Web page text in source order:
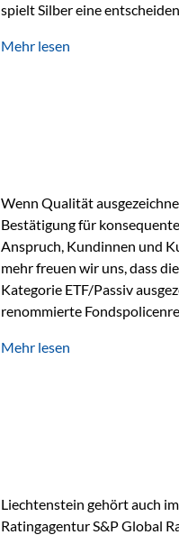
spielt Silber eine
Eigenschaft macht es für
Mehr lesen
Wenn Qualität
Bestätigung für
Anspruch, Kundinnen und
mehr freuen wir uns, dass
Kategorie ETF/Passiv
renommierte
und verglichen wurden. Das
Mehr lesen
Liechtenstein gehört auch
Ratingagentur S&P Global